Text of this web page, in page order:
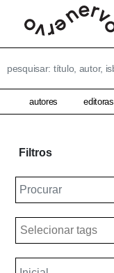
autores editoras
Filtros